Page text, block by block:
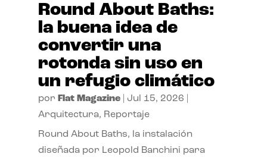
Round About Baths:
la buena idea de
convertir una
rotonda sin uso en
un refugio climático
por Flat Magazine| Jul 15, 2026
Arquitectura, Reportaje
Round About Baths, la instalación
diseñada por Leopold Banchini para